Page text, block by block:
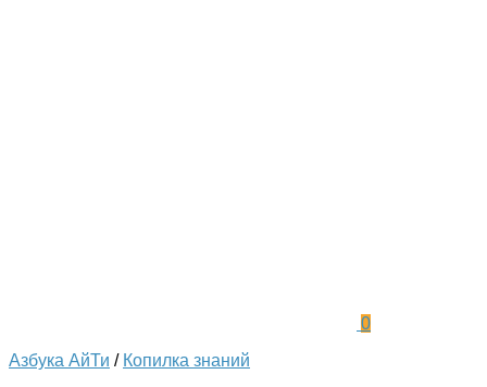
0
Азбука АйТи / Копилка знаний